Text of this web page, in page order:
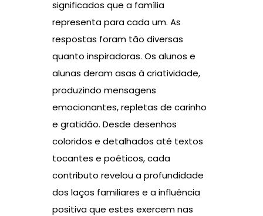
significados que a família
representa para cada um. As
respostas foram tão diversas
quanto inspiradoras. Os alunos e
alunas deram asas à criatividade,
produzindo mensagens
emocionantes, repletas de carinho
e gratidão. Desde desenhos
coloridos e detalhados até textos
tocantes e poéticos, cada
contributo revelou a profundidade
dos laços familiares e a influência
positiva que estes exercem nas